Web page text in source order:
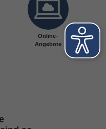
Online-
Angebote